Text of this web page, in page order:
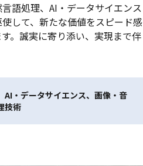
語処理、AI・データサイエンス
して、新たな価値をスピード感
。誠実に寄り添い、実現まで伴
AI・データサイエンス、画像・音
技術